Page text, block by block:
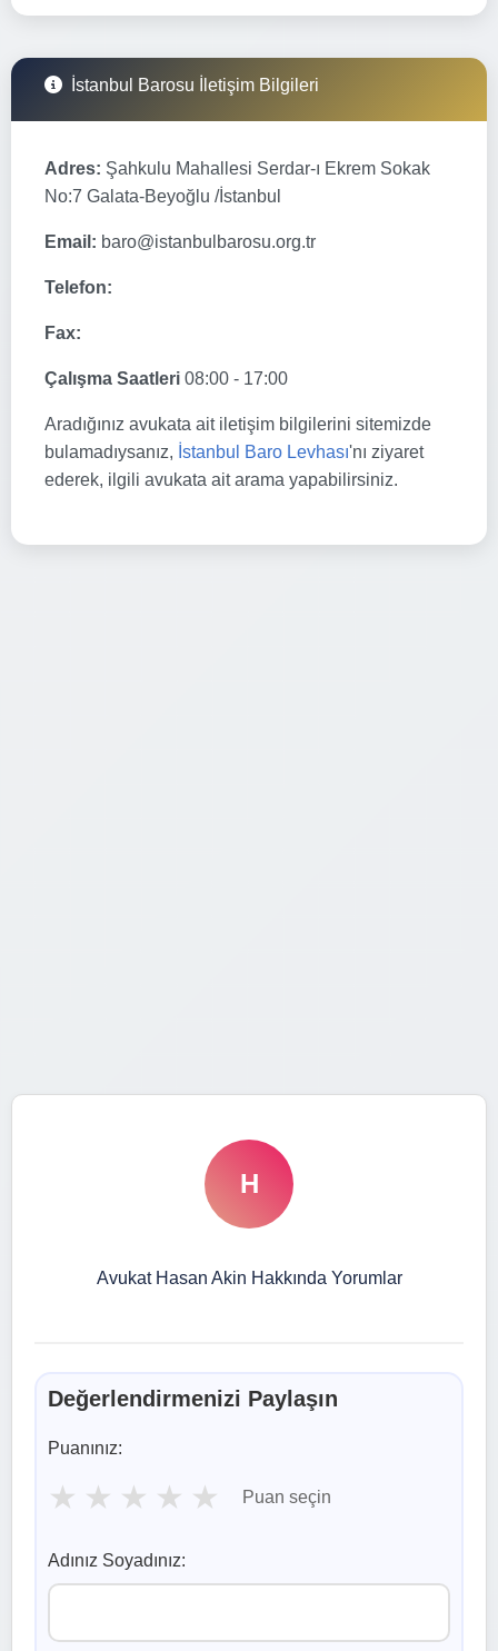
İstanbul Barosu İletişim Bilgileri
Adres: Şahkulu Mahallesi Serdar-ı Ekrem Sokak
No:7 Galata-Beyoğlu /İstanbul
Email: baro@istanbulbarosu.org.tr
Telefon:
Fax:
Çalışma Saatleri 08:00 - 17:00
Aradığınız avukata ait iletişim bilgilerini sitemizde
bulamadıysanız, İstanbul Baro Levhası'nı ziyaret
ederek, ilgili avukata ait arama yapabilirsiniz.
H
Avukat Hasan Akin Hakkında Yorumlar
Değerlendirmenizi Paylaşın
Puanınız:
★ ★ ★ ★ ★ Puan seçin
Adınız Soyadınız: